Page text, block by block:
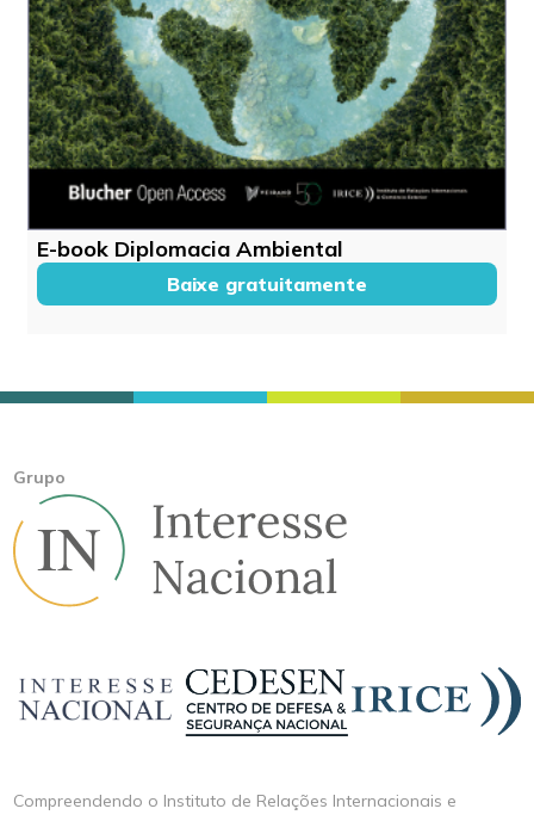
E-book Diplomacia Ambiental
Baixe gratuitamente
Grupo
Compreendendo o Instituto de Relações Internacionais e